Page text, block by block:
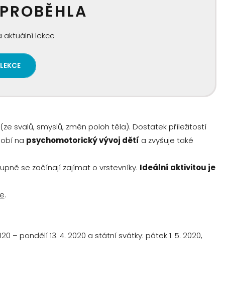
aktuální lekce
svalů, smyslů, změn poloh těla). Dostatek příležitostí
na psychomotorický vývoj dětí a zvyšuje také
se začínají zajímat o vrstevníky. Ideální aktivitou je
.
– pondělí 13. 4. 2020 a státní svátky: pátek 1. 5. 2020,